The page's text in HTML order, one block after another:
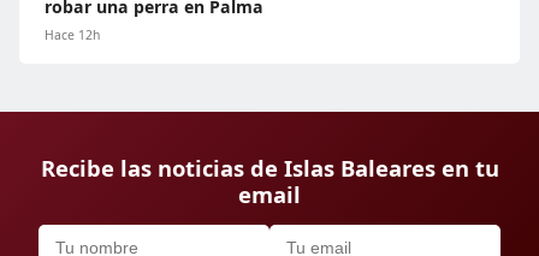
robar una perra en Palma
Hace 12h
Recibe las noticias de Islas Baleares en tu
email